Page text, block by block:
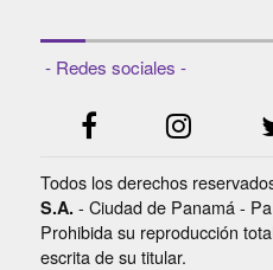
- Redes sociales -
Todos los derechos
S.A. - Ciudad de Panamá -
Prohibida su reproducción
escrita de su titular.